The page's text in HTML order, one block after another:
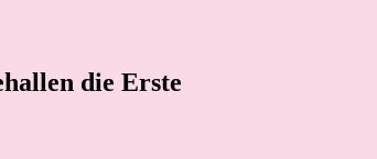
die Erste